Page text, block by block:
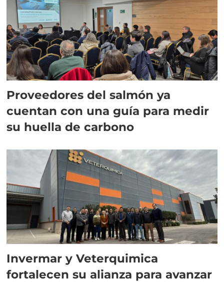
Proveedores del salmón ya
cuentan con una guía para medir
su huella de carbono
Invermar y Veterquimica
fortalecen su alianza para avanzar